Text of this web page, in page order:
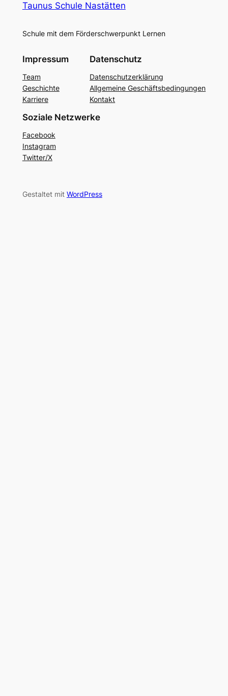
Taunus Schule Nastätten
Schule mit dem Förderschwerpunkt Lernen
Impressum
Team
Geschichte
Karriere
Datenschutz
Datenschutzerklärung
Allgemeine Geschäftsbedingungen
Kontakt
Soziale Netzwerke
Facebook
Instagram
Twitter/X
Gestaltet mit WordPress